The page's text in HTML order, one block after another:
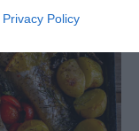
Privacy Policy